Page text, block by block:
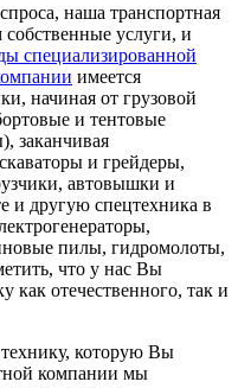
наша транспортная
собственные услуги, и
специализированной
имеется
начиная от грузовой
и тентовые
заканчивая
и грейдеры,
автовышки и
и другую спецтехника в
пилы, гидромолоты,
что у нас Вы
как отечественного, так и
которую Вы
компании мы